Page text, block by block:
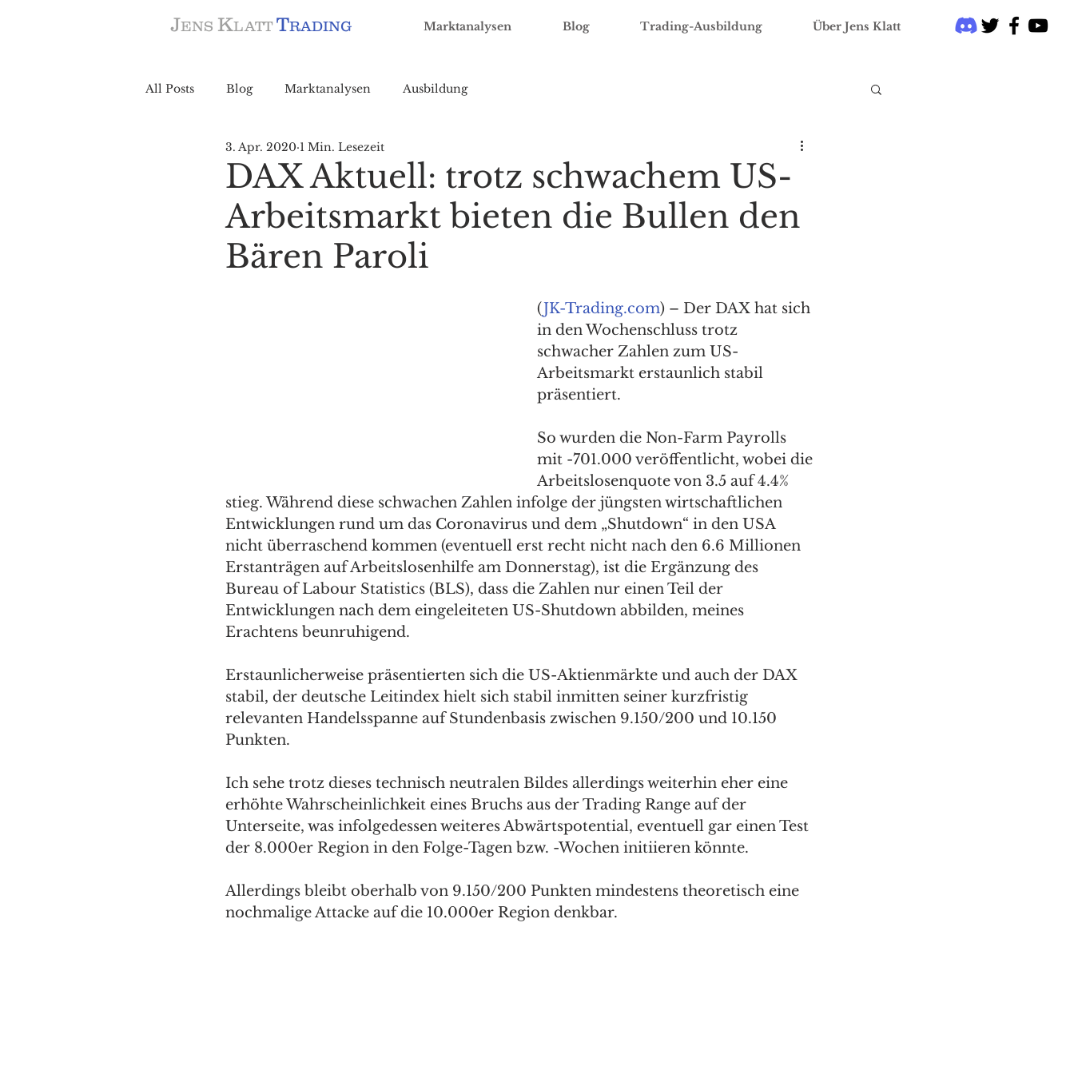
JENS KLATT TRADING Marktanalysen Blog Trading-Ausbildung Über Jens Klatt
All Posts Blog Marktanalysen Ausbildung
DAX Aktuell: trotz schwachem US-
Arbeitsmarkt bieten die Bullen den
Bären Paroli
3. Apr. 2020 1 Min. Lesezeit
(JK-Trading.com) – Der DAX hat sich
in den Wochenschluss trotz
schwacher Zahlen zum US-
Arbeitsmarkt erstaunlich stabil
präsentiert.
So wurden die Non-Farm Payrolls
mit -701.000 veröffentlicht, wobei die
Arbeitslosenquote von 3.5 auf 4.4%
stieg. Während diese schwachen Zahlen infolge der jüngsten wirtschaftlichen
Entwicklungen rund um das Coronavirus und dem „Shutdown“ in den USA
nicht überraschend kommen (eventuell erst recht nicht nach den 6.6 Millionen
Erstanträgen auf Arbeitslosenhilfe am Donnerstag), ist die Ergänzung des
Bureau of Labour Statistics (BLS), dass die Zahlen nur einen Teil der
Entwicklungen nach dem eingeleiteten US-Shutdown abbilden, meines
Erachtens beunruhigend.
Erstaunlicherweise präsentierten sich die US-Aktienmärkte und auch der DAX
stabil, der deutsche Leitindex hielt sich stabil inmitten seiner kurzfristig
relevanten Handelsspanne auf Stundenbasis zwischen 9.150/200 und 10.150
Punkten.
Ich sehe trotz dieses technisch neutralen Bildes allerdings weiterhin eher eine
erhöhte Wahrscheinlichkeit eines Bruchs aus der Trading Range auf der
Unterseite, was infolgedessen weiteres Abwärtspotential, eventuell gar einen Test
der 8.000er Region in den Folge-Tagen bzw. -Wochen initiieren könnte.
Allerdings bleibt oberhalb von 9.150/200 Punkten mindestens theoretisch eine
nochmalige Attacke auf die 10.000er Region denkbar.